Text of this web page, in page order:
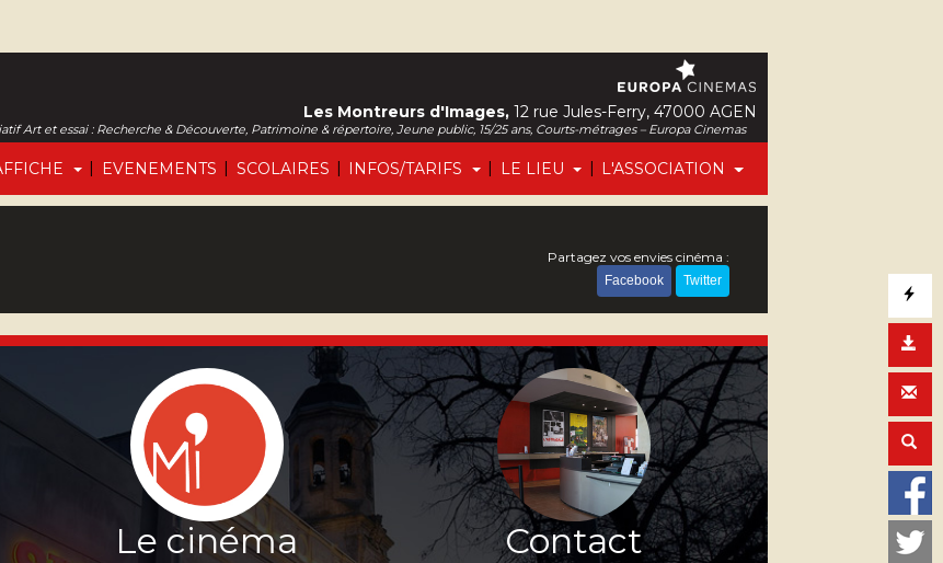
| EVENEMENTS | SCOLAIRES | INFOS/TARIFS | LE LIEU | L'ASSOCIATION
Les Montreurs d'Images, 12 rue Jules-Ferry, 47000 AGEN
Art et essai : Recherche & Découverte, Patrimoine & répertoire, Jeune public, 15/25 ans, Courts-métrages – Europa Cinemas
Partagez vos envies cinéma :
Facebook Twitter
Le cinéma Contact